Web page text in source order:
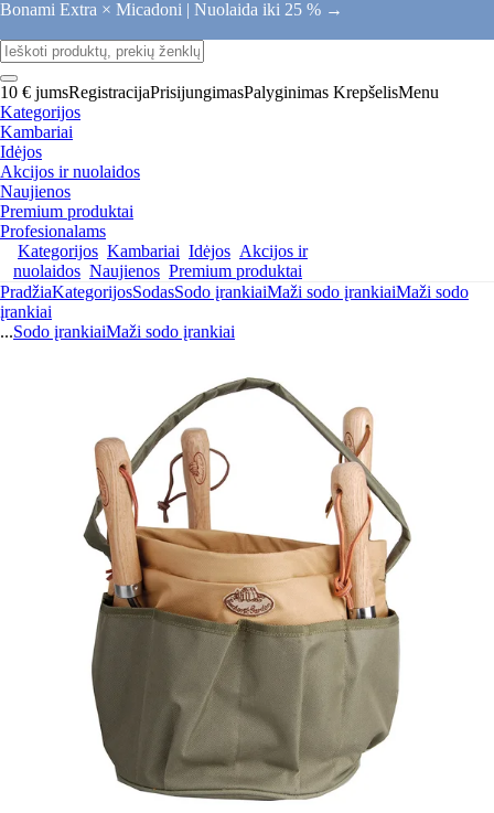
Bonami Extra × Micadoni | Nuolaida iki 25 % →
10 € jumsRegistracijaPrisijungimasPalyginimas KrepšelisMenu
Kategorijos
Kambariai
Idėjos
Akcijos ir nuolaidos
Naujienos
Premium produktai
Profesionalams
Kategorijos Kambariai Idėjos Akcijos ir
nuolaidos Naujienos Premium produktai
PradžiaKategorijosSodasSodo įrankiaiMaži sodo įrankiaiMaži sodo
įrankiai
...Sodo įrankiaiMaži sodo įrankiai